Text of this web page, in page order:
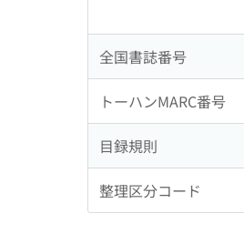
全国書誌番号
トーハンMARC番号
目録規則
整理区分コード